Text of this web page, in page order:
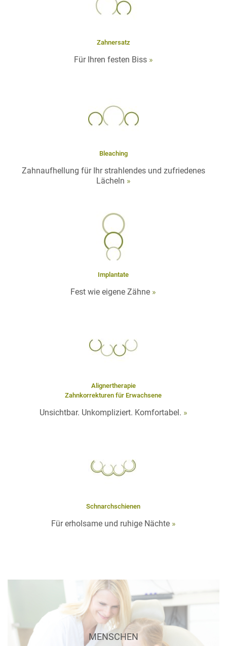
Zahnersatz
Für Ihren festen Biss »
Bleaching
Zahnaufhellung für Ihr strahlendes und zufriedenes
Lächeln »
Implantate
Fest wie eigene Zähne »
Alignertherapie
Zahnkorrekturen für Erwachsene
Unsichtbar. Unkompliziert. Komfortabel. »
Schnarchschienen
Für erholsame und ruhige Nächte »
MENSCHEN
Menschen
Gemeinsam als Team möchten wir Ihnen Ihren Aufenthalt so
angenehm wie möglich